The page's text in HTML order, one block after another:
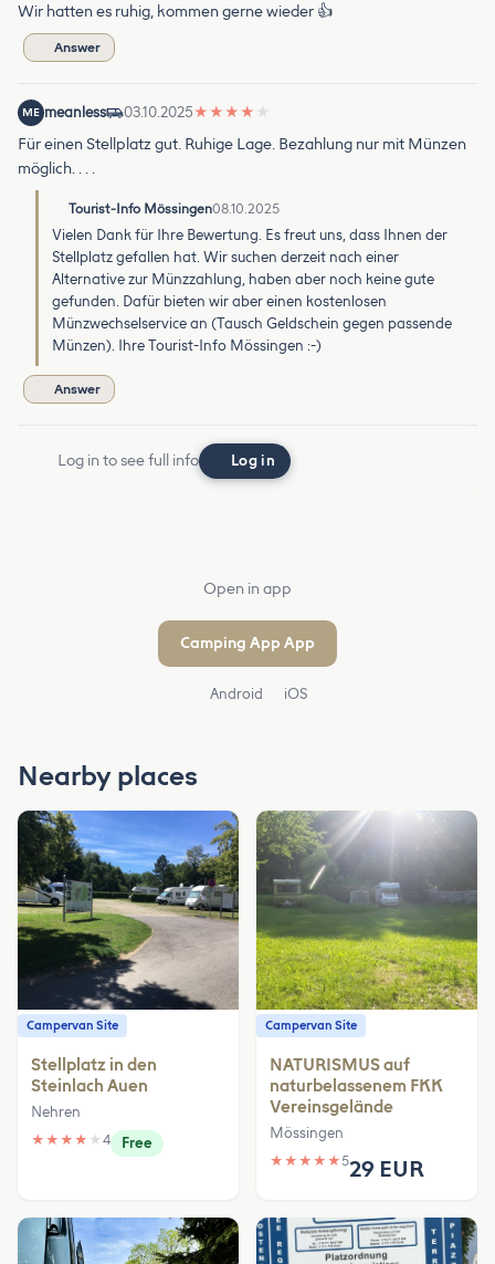
Wir hatten es ruhig, kommen gerne wieder 👍
Answer
ME meanless 03.10.2025★ ★ ★ ★ ★
Für einen Stellplatz gut. Ruhige Lage. Bezahlung nur mit Münzen
möglich. . . .
Tourist-Info Mössingen08.10.2025
Vielen Dank für Ihre Bewertung. Es freut uns, dass Ihnen der
Stellplatz gefallen hat. Wir suchen derzeit nach einer
Alternative zur Münzzahlung, haben aber noch keine gute
gefunden. Dafür bieten wir aber einen kostenlosen
Münzwechselservice an (Tausch Geldschein gegen passende
Münzen). Ihre Tourist-Info Mössingen :-)
Answer
Log in to see full info Log in
Open in app
Camping App App
Android iOS
Nearby places
Campervan Site
Stellplatz in den
Steinlach Auen
Nehren
★ ★ ★ ★ ★ 4 Free
Campervan Site
NATURISMUS auf
naturbelassenem FKK
Vereinsgelände
Mössingen
★ ★ ★ ★ ★529 EUR